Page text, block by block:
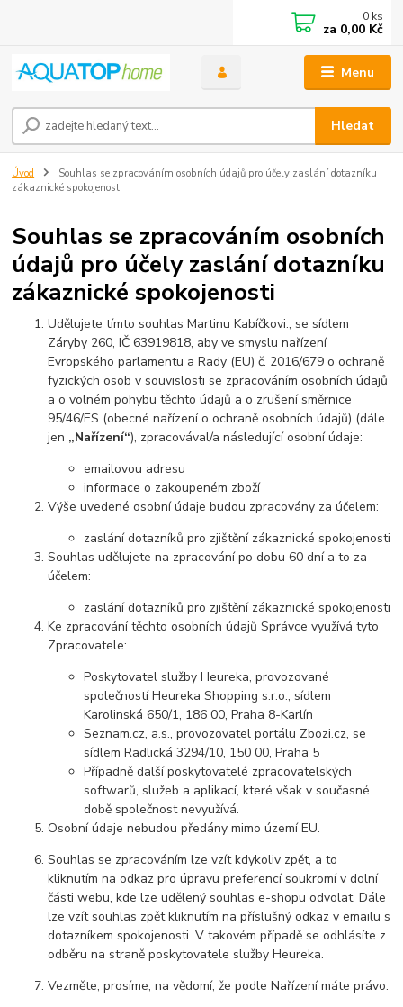
Menu
Hledat
0 ks
za 0,00 Kč
Úvod
Souhlas se zpracováním osobních údajů pro účely zaslání dotazníku
zákaznické spokojenosti
Souhlas se zpracováním osobních
údajů pro účely zaslání dotazníku
zákaznické spokojenosti
Udělujete tímto souhlas Martinu Kabíčkovi., se sídlem
Záryby 260, IČ 63919818, aby ve smyslu nařízení
Evropského parlamentu a Rady (EU) č. 2016/679 o ochraně
fyzických osob v souvislosti se zpracováním osobních údajů
a o volném pohybu těchto údajů a o zrušení směrnice
95/46/ES (obecné nařízení o ochraně osobních údajů) (dále
jen „Nařízení“), zpracovával/a následující osobní údaje:
emailovou adresu
informace o zakoupeném zboží
Výše uvedené osobní údaje budou zpracovány za účelem:
zaslání dotazníků pro zjištění zákaznické spokojenosti
Souhlas udělujete na zpracování po dobu 60 dní a to za
účelem:
zaslání dotazníků pro zjištění zákaznické spokojenosti
Ke zpracování těchto osobních údajů Správce využívá tyto
Zpracovatele:
Poskytovatel služby Heureka, provozované
společností Heureka Shopping s.r.o., sídlem
Karolinská 650/1, 186 00, Praha 8-Karlín
Seznam.cz, a.s., provozovatel portálu Zbozi.cz, se
sídlem Radlická 3294/10, 150 00, Praha 5
Případně další poskytovatelé zpracovatelských
softwarů, služeb a aplikací, které však v současné
době společnost nevyužívá.
Osobní údaje nebudou předány mimo území EU.
Souhlas se zpracováním lze vzít kdykoliv zpět, a to
kliknutím na odkaz pro úpravu preferencí soukromí v dolní
části webu, kde lze udělený souhlas e-shopu odvolat. Dále
lze vzít souhlas zpět kliknutím na příslušný odkaz v emailu s
dotazníkem spokojenosti. V takovém případě se odhlásíte z
odběru na straně poskytovatele služby Heureka.
Vezměte, prosíme, na vědomí, že podle Nařízení máte právo: